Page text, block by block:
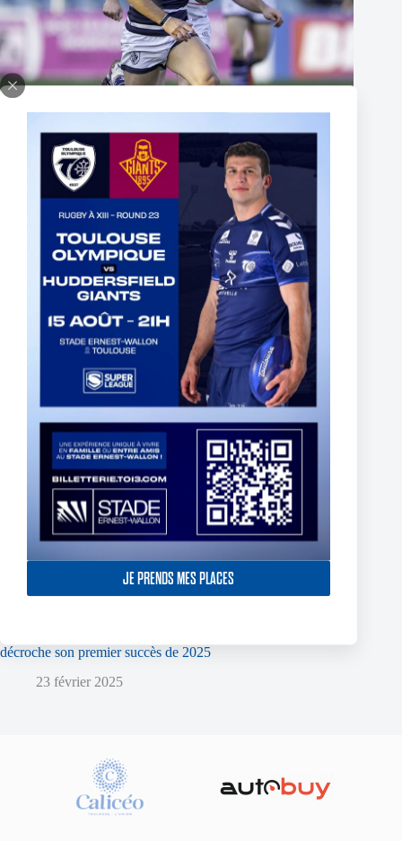
JE PRENDS MES PLACES
Thomas Lacans s’engage avec le Toulouse Olympique
5 mars 2025
décroche son premier succès de 2025
23 février 2025